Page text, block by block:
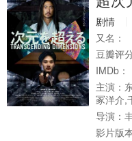
剧情
又名：
豆瓣评
IMDb：
主演：
冢洋介,
导演：
影片版